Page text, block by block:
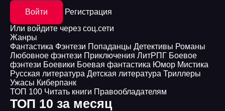
Войти
Регистрация
Или войдите через соц.сети
Жанры
Фантастика Фэнтези Попаданцы Детективы Романы
Любовное фэнтези Приключения ЛитРПГ Боевое
фэнтези Боевики Боевая фантастика Юмор Мистика
Русская литература Детская литература Триллеры
Ужасы Киберпанк
ТОП 100 Читать книги Правообладателям
ТОП 10 за месяц